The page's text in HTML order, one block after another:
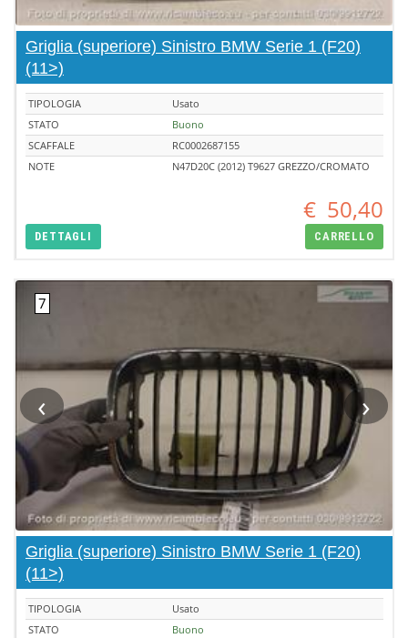
Griglia (superiore) Sinistro BMW Serie 1 (F20)
(11>)
TIPOLOGIA
Usato
STATO
Buono
SCAFFALE
RC0002687155
NOTE
N47D20C (2012) T9627 GREZZO/CROMATO
€ 50,40
DETTAGLI CARRELLO
‹ ›
Griglia (superiore) Sinistro BMW Serie 1 (F20)
(11>)
TIPOLOGIA
Usato
STATO
Buono